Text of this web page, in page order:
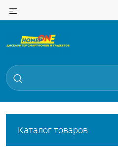
Каталог товаров